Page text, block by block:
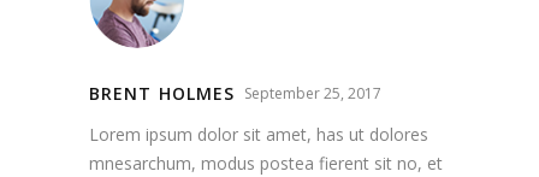
BRENT HOLMES September 25, 2017
Lorem ipsum dolor sit amet, has ut dolores
mnesarchum, modus postea fierent sit no, et